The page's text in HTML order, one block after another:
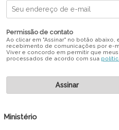
Permissão de contato
Ao clicar em "Assinar" no botão abaixo,
recebimento de comunicações por e-
Viver e concordo em permitir que
processados de acordo com sua
Ministério